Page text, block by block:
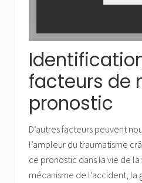
facteurs de
pronostic
D’autres facteurs peuvent
l’ampleur du traumatisme
ce pronostic dans la vie de
mécanisme de l’accident, la